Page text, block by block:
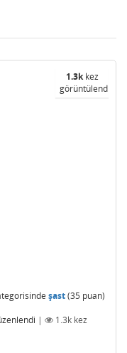
1.3kkez
görüntülendi
şast(35 puan)
| 1.3k kez